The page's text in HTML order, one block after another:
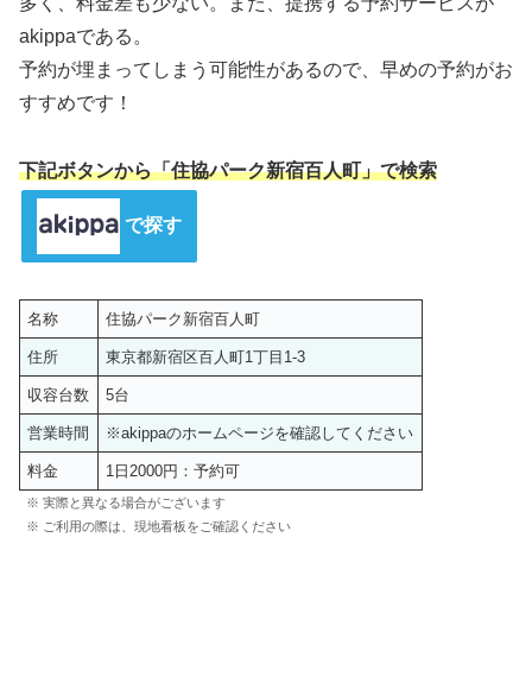
akippaである。
予約が埋まってしまう可能性があるので、早めの予約がお
すすめです！
下記ボタンから「住協パーク新宿百人町」で検索
で探す
名称 住協パーク新宿百人町
住所 東京都新宿区百人町1丁目1-3
収容台数 5台
営業時間 ※akippaのホームページを確認してください
料金 1日2000円：予約可
※ 実際と異なる場合がございます
※ ご利用の際は、現地看板をご確認ください